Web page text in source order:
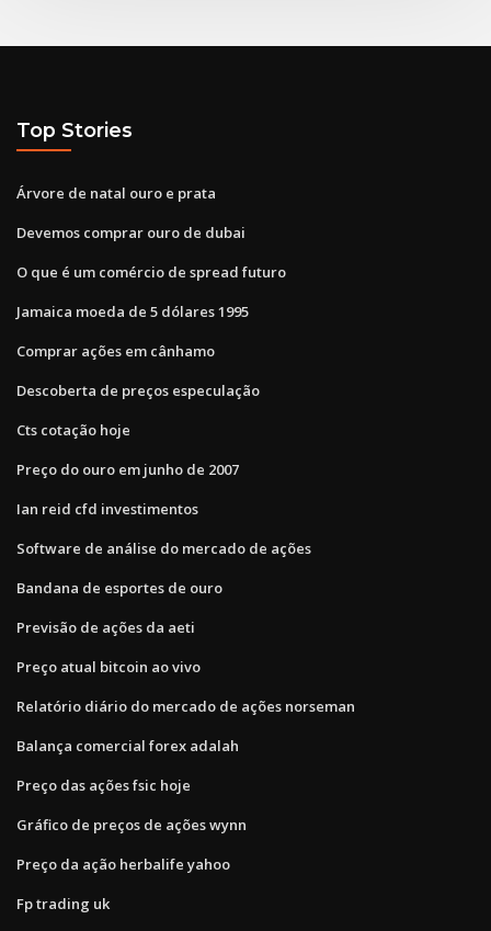
Top Stories
Árvore de natal ouro e prata
Devemos comprar ouro de dubai
O que é um comércio de spread futuro
Jamaica moeda de 5 dólares 1995
Comprar ações em cânhamo
Descoberta de preços especulação
Cts cotação hoje
Preço do ouro em junho de 2007
Ian reid cfd investimentos
Software de análise do mercado de ações
Bandana de esportes de ouro
Previsão de ações da aeti
Preço atual bitcoin ao vivo
Relatório diário do mercado de ações norseman
Balança comercial forex adalah
Preço das ações fsic hoje
Gráfico de preços de ações wynn
Preço da ação herbalife yahoo
Fp trading uk